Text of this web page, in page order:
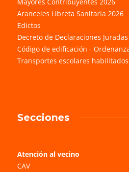
Mayores Contribuyentes 2026
Aranceles Libreta Sanitaria 2026
Edictos
Decreto de Declaraciones
Código de edificación -
Transportes escolares habilitados
Secciones
Atención al vecino
CAV